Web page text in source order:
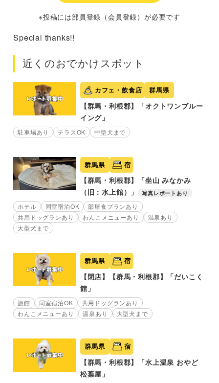
※投稿には部員登録（会員登録）が必要です
Special thanks!!
近くのおでかけスポット
カフェ・飲食店 群馬県
【群馬・利根郡】「オクトワンブルー
イング」
駐車場あり テラスOK 中型犬まで
群馬県 宿
【群馬・利根郡】「坐山 みなかみ
（旧：水上館）」
写真レポートあり
ホテル 同室宿泊OK
部屋食プランあり
共用ドッグランあり
わんこメニューあり
温泉あり
大型犬まで
群馬県 宿
【閉店】【群馬・利根郡】「だいこく
館」
旅館 同室宿泊OK
共用ドッグランあり
わんこメニューあり
温泉あり 大型犬まで
群馬県 宿
【群馬・利根郡】「水上温泉 おやど
松葉屋」